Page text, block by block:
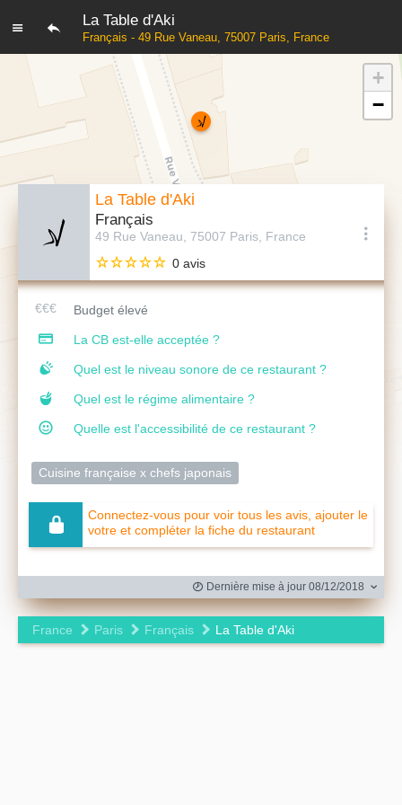
La Table d'Aki
Français - 49 Rue Vaneau, 75007 Paris, France
La Table d'Aki
Français
49 Rue Vaneau, 75007 Paris, France
0 avis
Budget élevé
La CB est-elle acceptée ?
Quel est le niveau sonore de ce restaurant ?
Quel est le régime alimentaire ?
Quelle est l'accessibilité de ce restaurant ?
Cuisine française x chefs japonais
Connectez-vous pour voir tous les avis, ajouter le
votre et compléter la fiche du restaurant
Dernière mise à jour 08/12/2018
France Paris Français La Table d'Aki
+
−